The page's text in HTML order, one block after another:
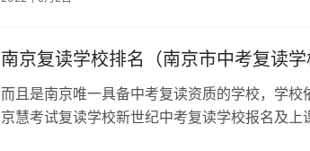
南京复读学校排名（南京市中考复读学
而且是南京唯一具备中考复读资质的学校，学校
京慧考试复读学校新世纪中考复读学校报名及上